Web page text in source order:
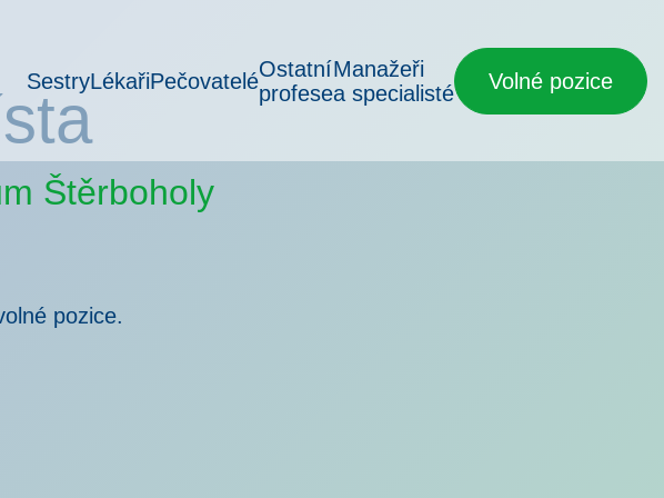
SestryLékařiPečovateléOstatní
profese
Manažeři
a specialisté
Volné pozice
Štěrboholy
pozice.